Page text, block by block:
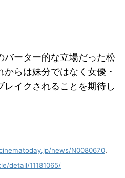
バーター的な立場だった松
らは妹分ではなく女優・
イクされることを期待し
news/N0080670
detail/11181065/